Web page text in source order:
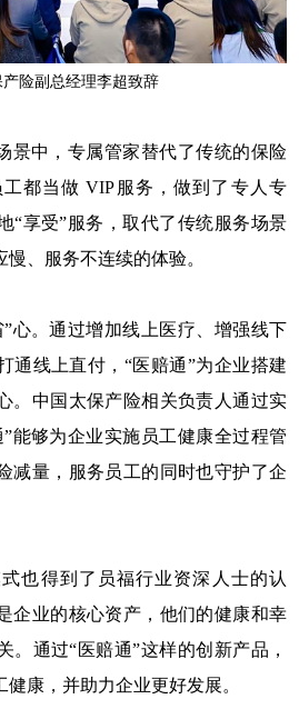
险副总经理李超致辞
景中，专属管家替代了传统的保险
都当做 VIP服务，做到了专人专
“享受”服务，取代了传统服务场景
、服务不连续的体验。
心。通过增加线上医疗、增强线下
通线上直付，“医赔通”为企业搭建
。中国太保产险相关负责人通过实
能够为企业实施员工健康全过程管
减量，服务员工的同时也守护了企
也得到了员福行业资深人士的认
企业的核心资产，他们的健康和幸
。通过“医赔通”这样的创新产品，
康，并助力企业更好发展。